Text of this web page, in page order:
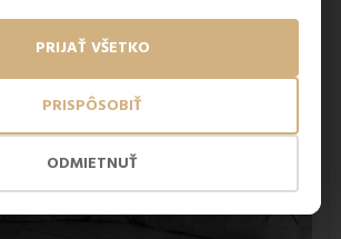
ODMIETNUŤ
PRISPÔSOBIŤ
PRIJAŤ VŠETKO